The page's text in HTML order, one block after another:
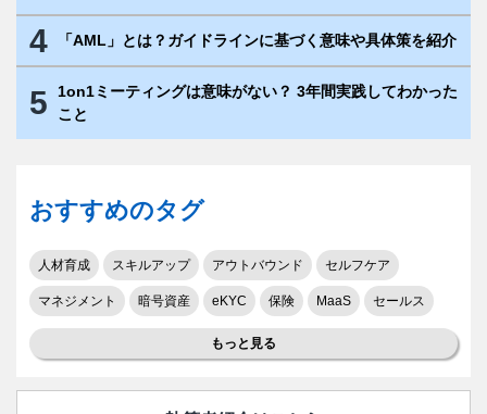
4 「AML」とは？ガイドラインに基づく意味や具体策を紹介
5
1on1ミーティングは意味がない？ 3年間実践してわかった
こと
おすすめのタグ
人材育成 スキルアップ アウトバウンド セルフケア
マネジメント 暗号資産 eKYC 保険 MaaS セールス
もっと見る